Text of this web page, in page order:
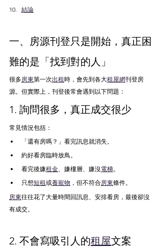
結論
一、房源刊登只是開始，真正困
難的是「找到對的人」
很多房東第一次出租時，會先到各大租屋網刊登房
源。但實際上，刊登後常會遇到以下問題：
1. 詢問很多，真正成交很少
常見情況包括：
「還有房嗎？」看完訊息就消失。
約好看房臨時放鳥。
看完後嫌租金、嫌樓層、嫌沒 電梯。
只想短租或養寵物 ，但不符合房東條件。
房東往往花了大量時間回訊息、安排看房，最後卻沒
有成交。
2. 不會寫吸引人的租屋文案